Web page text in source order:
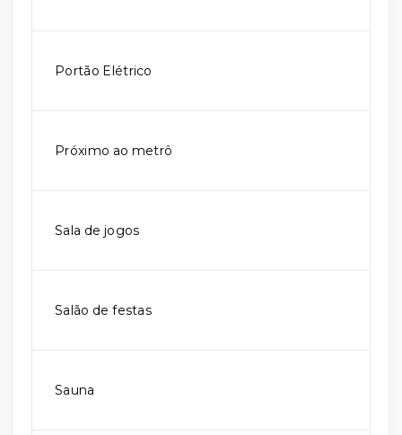
Portão Elétrico
Próximo ao metrô
Sala de jogos
Salão de festas
Sauna